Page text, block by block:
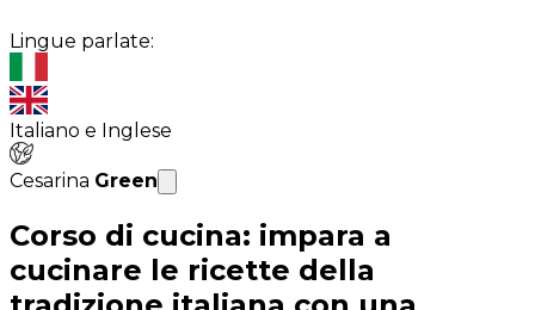
Lingue parlate:
Italiano e Inglese
Cesarina Green
Corso di cucina: impara a
cucinare le ricette della